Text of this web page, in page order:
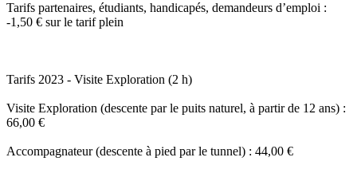
Tarifs partenaires, étudiants, handicapés, demandeurs d’emploi :
-1,50 € sur le tarif plein
Tarifs 2023 - Visite Exploration (2 h)
Visite Exploration (descente par le puits naturel, à partir de 12 ans) :
66,00 €
Accompagnateur (descente à pied par le tunnel) : 44,00 €